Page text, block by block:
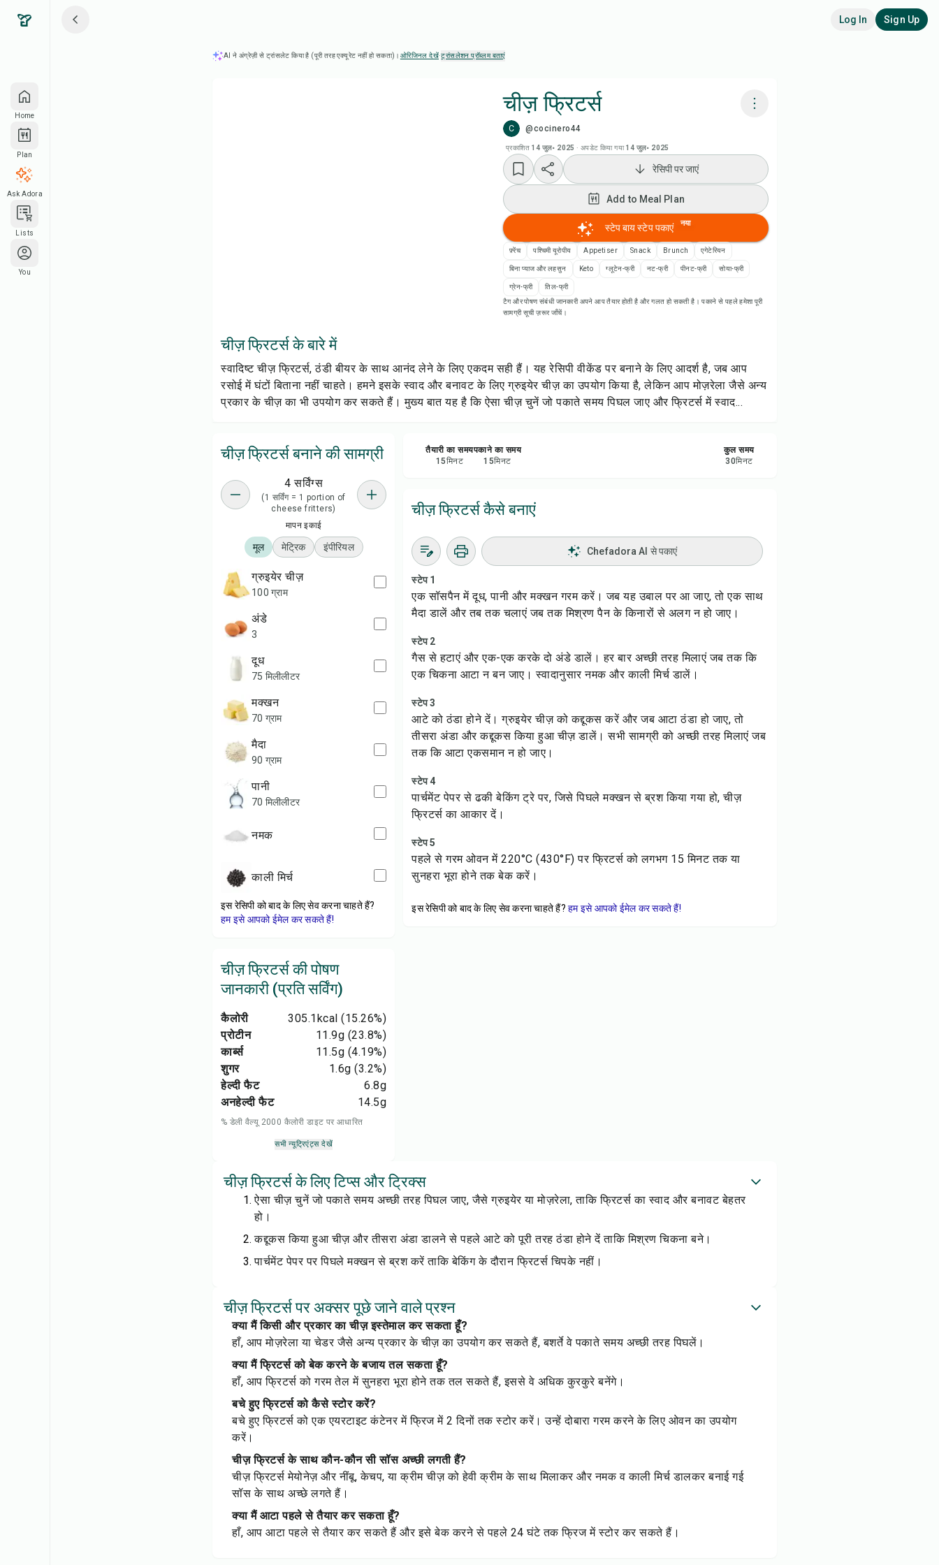
Home
Plan
Ask Adora
Lists
You
Log In Sign Up
AI ने अंग्रेज़ी से ट्रांसलेट किया है (पूरी तरह एक्यूरेट नहीं हो सकता)। ओरिजिनल देखें·ट्रांसलेशन प्रॉब्लम बताएं
चीज़ फ्रिटर्स
C @cocinero44
प्रकाशित 14 जुल॰ 2025 ·अपडेट किया गया 14 जुल॰ 2025
Add to Meal Plan
Add to Shopping List
रेसिपी नोट्स
शेयर करें
रिपोर्ट करें
रेसिपी पर जाएं
Add to Meal Plan
स्टेप बाय स्टेप पकाएं नया
फ़्रेंच पश्चिमी यूरोपीय Appetiser Snack Brunch एगेटेरियन
बिना प्याज और लहसुन Keto ग्लूटेन-फ्री नट-फ्री पीनट-फ्री सोया-फ्री
ग्रेन-फ्री
तिल-फ्री
टैग और पोषण संबंधी जानकारी अपने आप तैयार होती है और गलत हो सकती है। पकाने से पहले हमेशा पूरी
सामग्री सूची ज़रूर जाँचें।
चीज़ फ्रिटर्स के बारे में
स्वादिष्ट चीज़ फ्रिटर्स, ठंडी बीयर के साथ आनंद लेने के लिए एकदम सही हैं। यह रेसिपी वीकेंड पर बनाने के लिए आदर्श है, जब आप
रसोई में घंटों बिताना नहीं चाहते। हमने इसके स्वाद और बनावट के लिए ग्रुइयेर चीज़ का उपयोग किया है, लेकिन आप मोज़रेला जैसे अन्य
प्रकार के चीज़ का भी उपयोग कर सकते हैं। मुख्य बात यह है कि ऐसा चीज़ चुनें जो पकाते समय पिघल जाए और फ्रिटर्स में स्वाद...
चीज़ फ्रिटर्स बनाने की सामग्री
4 सर्विंग्स
(1 सर्विंग = 1 portion of
cheese fritters)
मापन इकाई
मूल मेट्रिक इंपीरियल
ग्रुइयेर चीज़
100 ग्राम
अंडे
3
दूध
75 मिलीलीटर
मक्खन
70 ग्राम
मैदा
90 ग्राम
पानी
70 मिलीलीटर
नमक
काली मिर्च
इस रेसिपी को बाद के लिए सेव करना चाहते हैं?
हम इसे आपको ईमेल कर सकते हैं!
चीज़ फ्रिटर्स की पोषण
जानकारी (प्रति सर्विंग)
कैलोरी 305.1kcal (15.26%)
प्रोटीन
11.9g (23.8%)
कार्ब्स
11.5g (4.19%)
शुगर
1.6g (3.2%)
हेल्दी फैट
6.8g
अनहेल्दी फैट
14.5g
% डेली वैल्यू 2000 कैलोरी डाइट पर आधारित
सभी न्यूट्रिएंट्स देखें
तैयारी का समय
15मिनट
पकाने का समय
15मिनट
कुल समय
30मिनट
चीज़ फ्रिटर्स कैसे बनाएं
Chefadora AI से पकाएं
स्टेप 1
एक सॉसपैन में दूध, पानी और मक्खन गरम करें। जब यह उबाल पर आ जाए, तो एक साथ
मैदा डालें और तब तक चलाएं जब तक मिश्रण पैन के किनारों से अलग न हो जाए।
स्टेप 2
गैस से हटाएं और एक-एक करके दो अंडे डालें। हर बार अच्छी तरह मिलाएं जब तक कि
एक चिकना आटा न बन जाए। स्वादानुसार नमक और काली मिर्च डालें।
स्टेप 3
आटे को ठंडा होने दें। ग्रुइयेर चीज़ को कद्दूकस करें और जब आटा ठंडा हो जाए, तो
तीसरा अंडा और कद्दूकस किया हुआ चीज़ डालें। सभी सामग्री को अच्छी तरह मिलाएं जब
तक कि आटा एकसमान न हो जाए।
स्टेप 4
पार्चमेंट पेपर से ढकी बेकिंग ट्रे पर, जिसे पिघले मक्खन से ब्रश किया गया हो, चीज़
फ्रिटर्स का आकार दें।
स्टेप 5
पहले से गरम ओवन में 220°C (430°F) पर फ्रिटर्स को लगभग 15 मिनट तक या
सुनहरा भूरा होने तक बेक करें।
इस रेसिपी को बाद के लिए सेव करना चाहते हैं? हम इसे आपको ईमेल कर सकते हैं!
चीज़ फ्रिटर्स के लिए टिप्स और ट्रिक्स
ऐसा चीज़ चुनें जो पकाते समय अच्छी तरह पिघल जाए, जैसे ग्रुइयेर या मोज़रेला, ताकि फ्रिटर्स का स्वाद और बनावट बेहतर
हो।
कद्दूकस किया हुआ चीज़ और तीसरा अंडा डालने से पहले आटे को पूरी तरह ठंडा होने दें ताकि मिश्रण चिकना बने।
पार्चमेंट पेपर पर पिघले मक्खन से ब्रश करें ताकि बेकिंग के दौरान फ्रिटर्स चिपके नहीं।
चीज़ फ्रिटर्स पर अक्सर पूछे जाने वाले प्रश्न
क्या मैं किसी और प्रकार का चीज़ इस्तेमाल कर सकता हूँ?
हाँ, आप मोज़रेला या चेडर जैसे अन्य प्रकार के चीज़ का उपयोग कर सकते हैं, बशर्ते वे पकाते समय अच्छी तरह पिघलें।
क्या मैं फ्रिटर्स को बेक करने के बजाय तल सकता हूँ?
हाँ, आप फ्रिटर्स को गरम तेल में सुनहरा भूरा होने तक तल सकते हैं, इससे वे अधिक कुरकुरे बनेंगे।
बचे हुए फ्रिटर्स को कैसे स्टोर करें?
बचे हुए फ्रिटर्स को एक एयरटाइट कंटेनर में फ्रिज में 2 दिनों तक स्टोर करें। उन्हें दोबारा गरम करने के लिए ओवन का उपयोग
करें।
चीज़ फ्रिटर्स के साथ कौन-कौन सी सॉस अच्छी लगती हैं?
चीज़ फ्रिटर्स मेयोनेज़ और नींबू, केचप, या क्रीम चीज़ को हेवी क्रीम के साथ मिलाकर और नमक व काली मिर्च डालकर बनाई गई
सॉस के साथ अच्छे लगते हैं।
क्या मैं आटा पहले से तैयार कर सकता हूँ?
हाँ, आप आटा पहले से तैयार कर सकते हैं और इसे बेक करने से पहले 24 घंटे तक फ्रिज में स्टोर कर सकते हैं।